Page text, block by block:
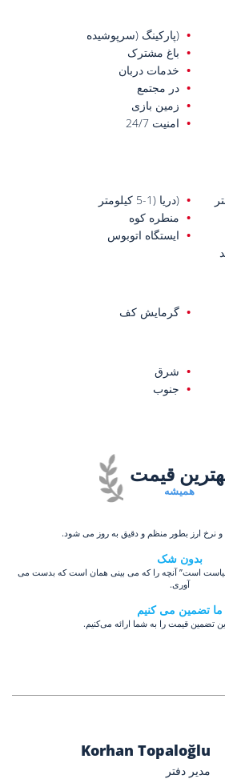
(پارکینگ (سرپوشیده
باغ مشترک
خدمات دربان
در مجتمع
زمین بازی
امنیت 24/7
(دریا (1-5 کیلومتر
منطره کوه
ایستگاه اتوبوس
گرمایش کف
شرق
جنوب
همیشه
قیمت
نرخ ارز بطور منظم و دقیق به روز می شود.
بدون شک
است” آنچه را که می بینی همان است که بدست می
آوری.
ما تضمین می کنیم
تضمین قیمت را به شما ارائه می‌کنیم.
Korhan Topaloğlu
مدیر دفتر